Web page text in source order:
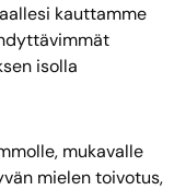
kauttamme
isolla
mukavalle
mielen toivotus,